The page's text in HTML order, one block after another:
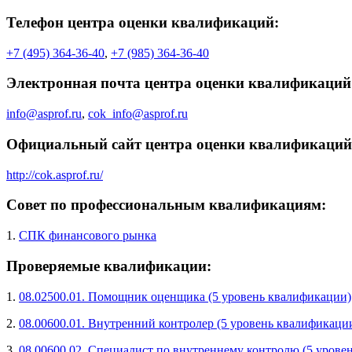
Телефон центра оценки квалификаций:
+7 (495) 364-36-40, +7 (985) 364-36-40
Электронная почта центра оценки
info@asprof.ru, cok_info@asprof.ru
Официальный сайт центра оценки
http://cok.asprof.ru/
Совет по профессиональным квалификациям:
1. СПК финансового рынка
Проверяемые квалификации:
1. 08.02500.01. Помощник оценщика (5 уровень квалификации)
2. 08.00600.01. Внутренний контролер (5 уровень